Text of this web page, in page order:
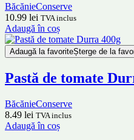
BăcănieConserve
10.99 lei TVA inclus
Adaugă în coș
Adaugă la favoriteȘterge de la
Pastă de tomate
BăcănieConserve
8.49 lei TVA inclus
Adaugă în coș